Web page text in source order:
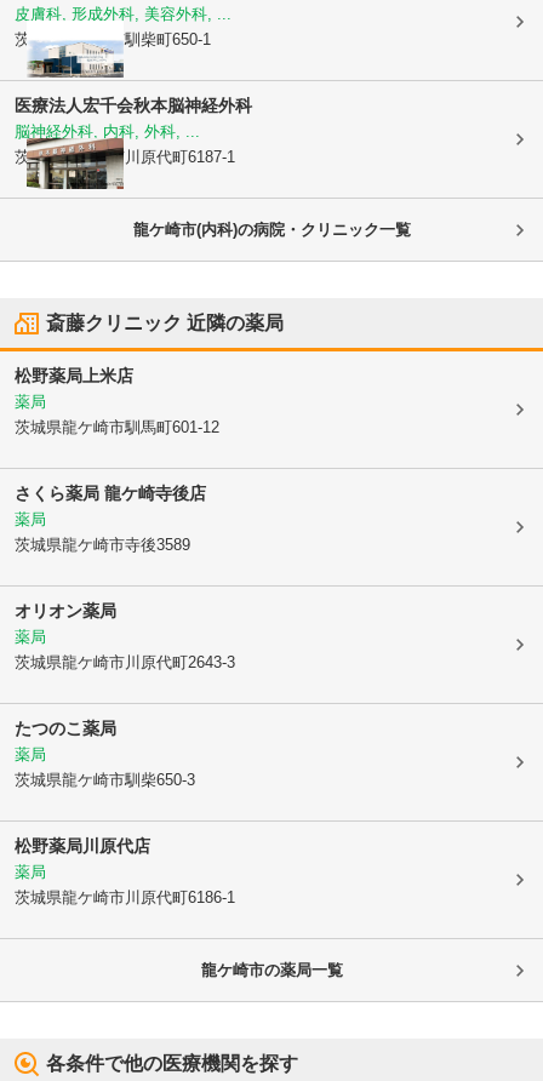
皮膚科, 形成外科, 美容外科, ...
茨城県龍ケ崎市馴柴町650-1
医療法人宏千会秋本脳神経外科
脳神経外科, 内科, 外科, ...
茨城県龍ケ崎市川原代町6187-1
龍ケ崎市(内科)の病院・クリニック一覧
斎藤クリニック 近隣の薬局
松野薬局上米店
薬局
茨城県龍ケ崎市馴馬町601-12
さくら薬局 龍ケ崎寺後店
薬局
茨城県龍ケ崎市寺後3589
オリオン薬局
薬局
茨城県龍ケ崎市川原代町2643-3
たつのこ薬局
薬局
茨城県龍ケ崎市馴柴650-3
松野薬局川原代店
薬局
茨城県龍ケ崎市川原代町6186-1
龍ケ崎市の薬局一覧
各条件で他の医療機関を探す